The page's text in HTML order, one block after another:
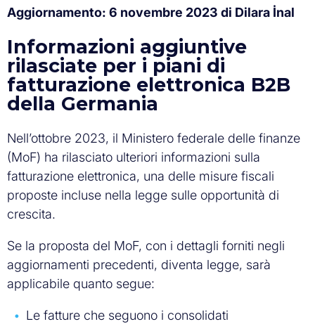
Aggiornamento: 6 novembre 2023 di Dilara İnal
Informazioni aggiuntive
rilasciate per i piani di
fatturazione elettronica B2B
della Germania
Nell’ottobre 2023, il Ministero federale delle finanze
(MoF) ha rilasciato ulteriori informazioni sulla
fatturazione elettronica, una delle misure fiscali
proposte incluse nella legge sulle opportunità di
crescita.
Se la proposta del MoF, con i dettagli forniti negli
aggiornamenti precedenti, diventa legge, sarà
applicabile quanto segue:
Le fatture che seguono i consolidati